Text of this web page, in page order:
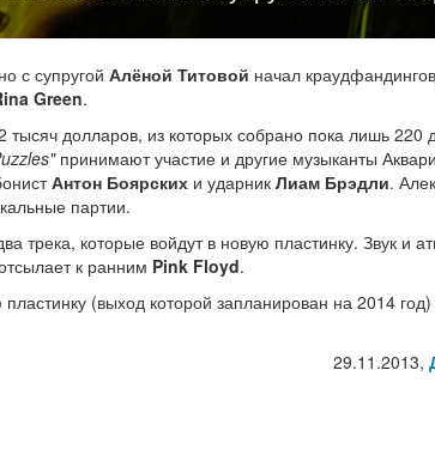
с супругой Алёной Титовой начал
Green.
тысяч долларов, из которых собрано пока лишь 220
принимают участие и другие музыканты
Антон Боярских и ударник Лиам Брэдли.
партии.
трека, которые войдут в новую пластинку. Звук и
к ранним Pink Floyd.
(выход которой запланирован на 2014
29.11.2013,